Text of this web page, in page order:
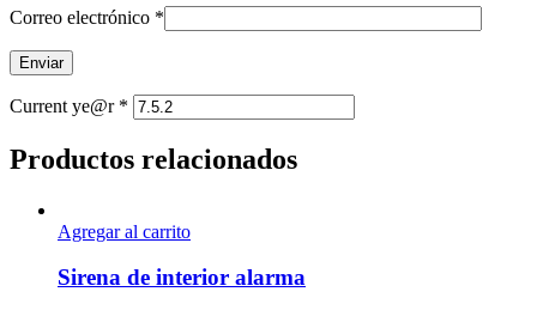
Correo electrónico *
Current ye@r *
Productos relacionados
Agregar al carrito
Sirena de interior alarma